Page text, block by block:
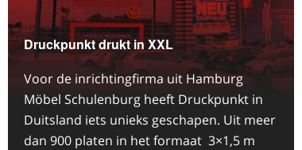
Druckpunkt drukt in XXL
Voor de inrichtingfirma uit Hamburg
Möbel Schulenburg heeft Druckpunkt in
Duitsland iets unieks geschapen. Uit meer
dan 900 platen in het formaat 3×1,5 m